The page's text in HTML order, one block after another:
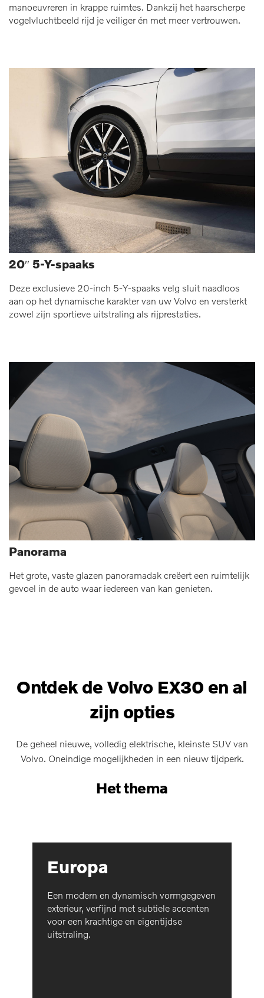
manoeuvreren in krappe ruimtes. Dankzij het haarscherpe
vogelvluchtbeeld rijd je veiliger én met meer vertrouwen.
20″ 5-Y-spaaks
Deze exclusieve 20-inch 5-Y-spaaks velg sluit naadloos
aan op het dynamische karakter van uw Volvo en versterkt
zowel zijn sportieve uitstraling als rijprestaties.
Panorama
Het grote, vaste glazen panoramadak creëert een ruimtelijk
gevoel in de auto waar iedereen van kan genieten.
Ontdek de Volvo EX30 en al
zijn opties
De geheel nieuwe, volledig elektrische, kleinste SUV van
Volvo. Oneindige mogelijkheden in een nieuw tijdperk.
Het thema
Europa
Een modern en dynamisch vormgegeven
exterieur, verfijnd met subtiele accenten
voor een krachtige en eigentijdse
uitstraling.